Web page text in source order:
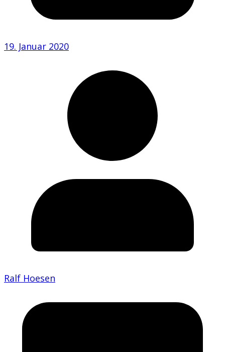
19. Januar 2020
Ralf Hoesen